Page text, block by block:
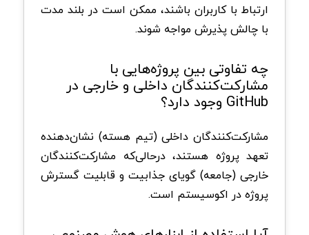
ارتباط با کاربران باشند، ممکن است در بلند مدت
با چالش پذیرش مواجه شوند.
چه تفاوتی بین پروژه‌هایی با
مشارکت‌کنندگان داخلی و خارجی در
GitHub وجود دارد؟
مشارکت‌کنندگان داخلی (تیم هسته) نشان‌دهنده
تعهد پروژه هستند، درحالی‌که مشارکت‌کنندگان
خارجی (جامعه) گویای جذابیت و قابلیت گسترش
پروژه در اکوسیستم است.